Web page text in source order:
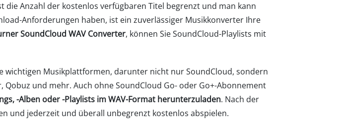
die Anzahl der kostenlos verfügbaren Titel begrenzt und man kann
Anforderungen haben, ist ein zuverlässiger Musikkonverter Ihre
SoundCloud WAV Converter, können Sie SoundCloud-Playlists mit
wichtigen Musikplattformen, darunter nicht nur SoundCloud, sondern
Qobuz und mehr. Auch ohne SoundCloud Go- oder Go+-Abonnement
-Alben oder -Playlists im WAV-Format herunterzuladen. Nach der
und jederzeit und überall unbegrenzt kostenlos abspielen.